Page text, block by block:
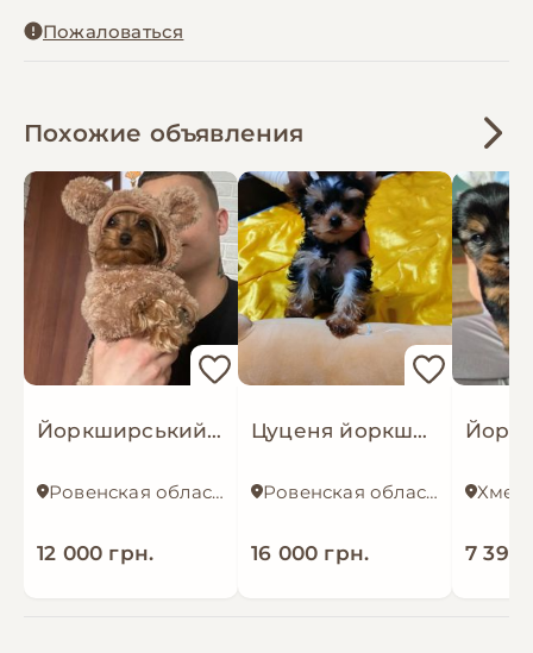
Пожаловаться
Похожие объявления
Йоркширський тер'єр
Ровенская область
12 000 грн.
Цуценя йоркширський терьєр
Ровенская область
16 000 грн. 7 399